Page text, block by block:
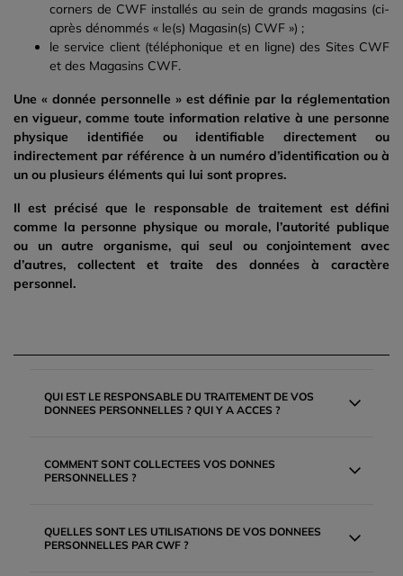
corners de CWF installés au sein de grands magasins (ci-
après dénommés « le(s) Magasin(s) CWF ») ;
le service client (téléphonique et en ligne) des Sites CWF
et des Magasins CWF.
Une « donnée personnelle » est définie par la réglementation
en vigueur, comme toute information relative à une personne
physique identifiée ou identifiable directement ou
indirectement par référence à un numéro d’identification ou à
un ou plusieurs éléments qui lui sont propres.
Il est précisé que le responsable de traitement est défini
comme la personne physique ou morale, l’autorité publique
ou un autre organisme, qui seul ou conjointement avec
d’autres, collectent et traite des données à caractère
personnel.
QUI EST LE RESPONSABLE DU TRAITEMENT DE VOS
DONNEES PERSONNELLES ? QUI Y A ACCES ?
COMMENT SONT COLLECTEES VOS DONNES
PERSONNELLES ?
QUELLES SONT LES UTILISATIONS DE VOS DONNEES
PERSONNELLES PAR CWF ?